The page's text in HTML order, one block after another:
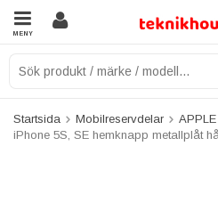
MENY
Startsida Mobilreservdelar APPLE
iPhone 5S, SE hemknapp metallplåt